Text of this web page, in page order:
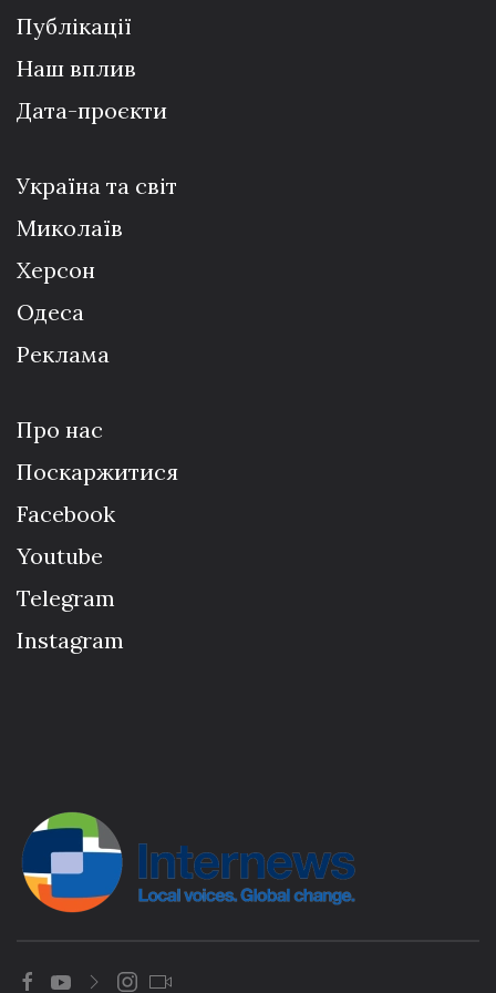
Публікації
Наш вплив
Дата-проєкти
Україна та світ
Миколаїв
Херсон
Одеса
Реклама
Про нас
Поскаржитися
Facebook
Youtube
Telegram
Instagram